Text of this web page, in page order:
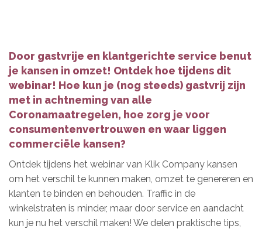
Door gastvrije en klantgerichte service benut
je kansen in omzet! Ontdek hoe tijdens dit
webinar! Hoe kun je (nog steeds) gastvrij zijn
met in achtneming van alle
Coronamaatregelen, hoe zorg je voor
consumentenvertrouwen en waar liggen
commerciële kansen?
Ontdek tijdens het webinar van Klik Company kansen
om het verschil te kunnen maken, omzet te genereren en
klanten te binden en behouden. Traffic in de
winkelstraten is minder, maar door service en aandacht
kun je nu het verschil maken! We delen praktische tips,